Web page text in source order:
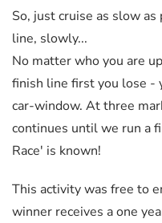
So, just cruise as slow
line, slowly...
No matter who you are
finish line first you lose -
car-window. At three
continues until we run a
Race' is known!
This activity was free to
winner receives a one